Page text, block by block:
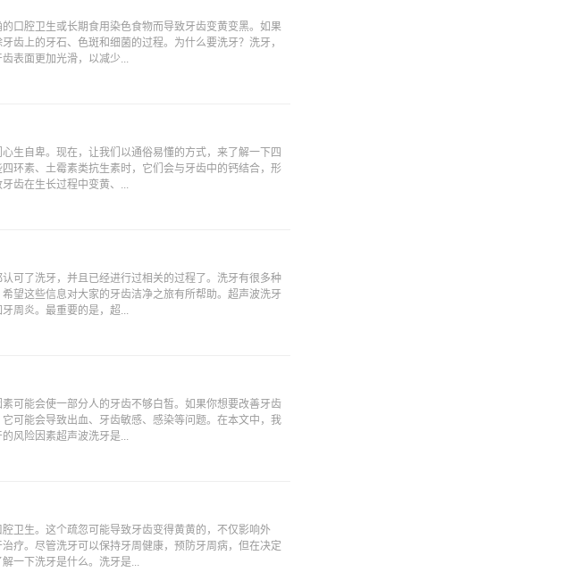
口腔卫生或长期食用染色食物而导致牙齿变黄变黑。如果
齿上的牙石、色斑和细菌的过程。为什么要洗牙？洗牙，
表面更加光滑，以减少...
生自卑。现在，让我们以通俗易懂的方式，来了解一下四
环素、土霉素类抗生素时，它们会与牙齿中的钙结合，形
齿在生长过程中变黄、...
可了洗牙，并且已经进行过相关的过程了。洗牙有很多种
望这些信息对大家的牙齿洁净之旅有所帮助。超声波洗牙
周炎。最重要的是，超...
可能会使一部分人的牙齿不够白皙。如果你想要改善牙齿
可能会导致出血、牙齿敏感、感染等问题。在本文中，我
风险因素超声波洗牙是...
卫生。这个疏忽可能导致牙齿变得黄黄的，不仅影响外
疗。尽管洗牙可以保持牙周健康，预防牙周病，但在决定
一下洗牙是什么。洗牙是...